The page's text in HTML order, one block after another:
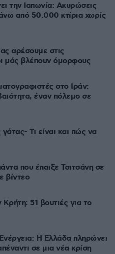
την Ιαπωνία: Ακυρώσεις
από 50.000 κτίρια χωρίς
αρέσουμε στις
μάς βλέπουν όμορφους
στο Ιράν:
έναν πόλεμο σε
Τι είναι και πώς να
που έπαιξε Τσιτσάνη σε
βίντεο
51 βουτιές για το
Η Ελλάδα πληρώνει
σε μια νέα κρίση